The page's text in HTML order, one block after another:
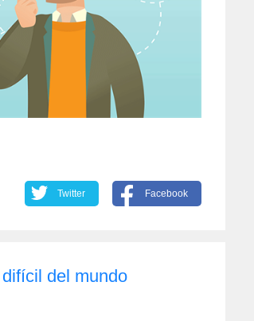
Twitter Facebook
del mundo